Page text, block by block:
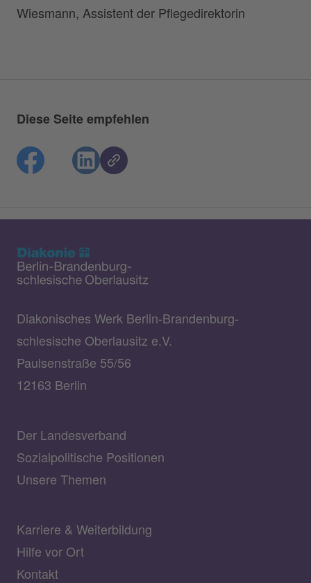
Wiesmann, Assistent der Pflegedirektorin
Diese Seite empfehlen
Diakonisches Werk Berlin-Brandenburg-
schlesische Oberlausitz e.V.
Paulsenstraße 55/56
12163 Berlin
Der Landesverband
Sozialpolitische Positionen
Unsere Themen
Karriere & Weiterbildung
Hilfe vor Ort
Kontakt